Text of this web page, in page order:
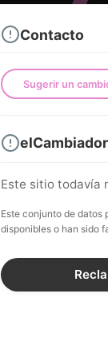
Contacto
Sugerir un
Este sitio todavía
Este conjunto de datos
disponibles o han sido